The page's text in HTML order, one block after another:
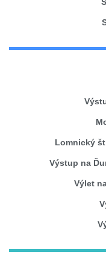
Lomnický
Výstup na
Výlet